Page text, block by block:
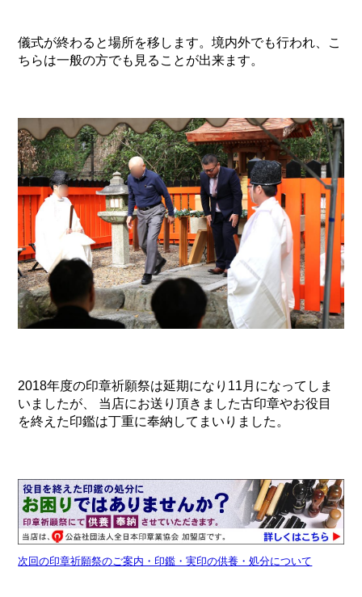
儀式が終わると場所を移します。境内外でも行われ、こ
ちらは一般の方でも見ることが出来ます。
2018年度の印章祈願祭は延期になり11月になってしま
いましたが、 当店にお送り頂きました古印章やお役目
を終えた印鑑は丁重に奉納してまいりました。
次回の印章祈願祭のご案内・印鑑・実印の供養・処分について